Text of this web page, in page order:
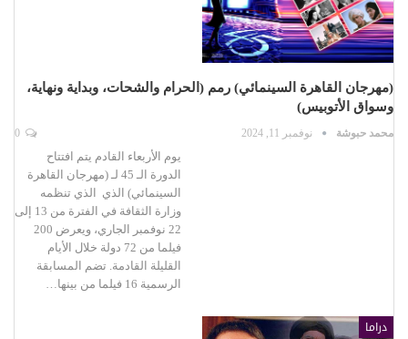
(مهرجان القاهرة السينمائي) رمم (الحرام والشحات، وبداية ونهاية،
وسواق الأتوبيس)
محمد حبوشة نوفمبر 11, 2024
يوم الأربعاء القادم يتم افتتاح
الدورة الـ 45 لـ (مهرجان القاهرة
السينمائي) الذي الذي تنظمه
وزارة الثقافة في الفترة من 13 إلى
فيلما من 72 دولة خلال الأيام
القليلة القادمة. تضم المسابقة
الرسمية 16 فيلما من بينها…
دراما